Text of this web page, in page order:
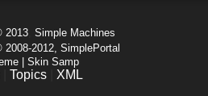
2013 Simple Machines
2012, SimplePortal
| Skin Samp
Topics XML